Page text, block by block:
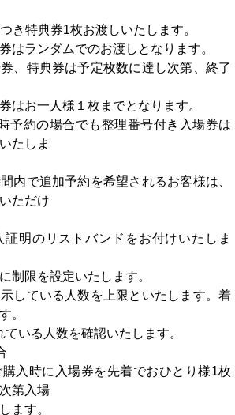
き特典券1枚お渡しいたします。
はランダムでのお渡しとなります。
、特典券は予定枚数に達し次第、終了
はお一人様１枚までとなります。
予約の場合でも整理番号付き入場券は
たしま
内で追加予約を希望されるお客様は、
ただけ
証明のリストバンドをお付けいたしま
制限を設定いたします。
している人数を上限といたします。着
。
いる人数を確認いたします。
入時に入場券を先着でおひとり様1枚
第入場
ます。